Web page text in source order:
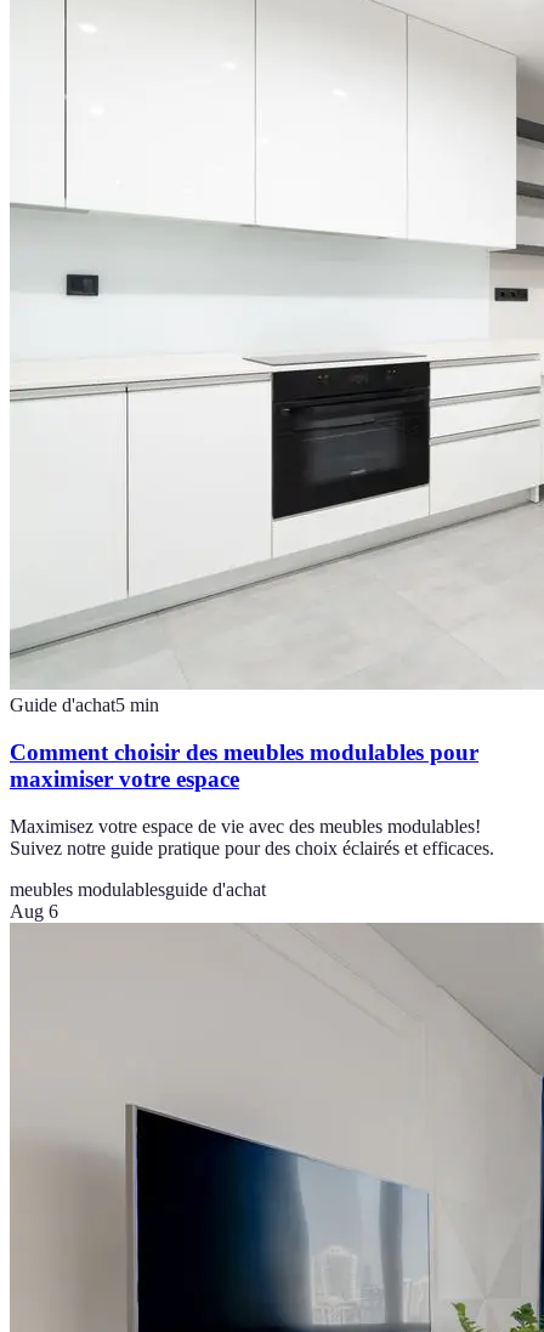
Guide d'achat5 min
Comment choisir des meubles modulables pour
maximiser votre espace
Maximisez votre espace de vie avec des meubles modulables!
Suivez notre guide pratique pour des choix éclairés et efficaces.
meubles modulablesguide d'achat
Aug 6